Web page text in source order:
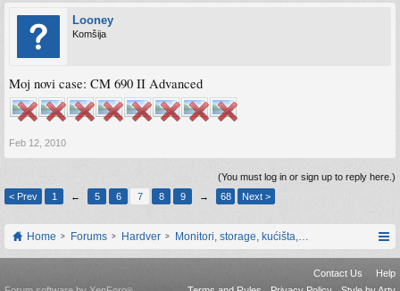
Looney
Komšija
Moj novi case: CM 690 II Advanced
Feb 12, 2010
(You must log in or sign up to reply here.)
< Prev
1 ← 5 6 7 8 9 → 68 Next >
Home Forums Hardver Monitori, storage, kućišta, periferija
Contact Us
Help